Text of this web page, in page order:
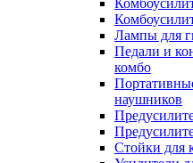
Лампы для
Педали и
комбо
наушников
Стойки для